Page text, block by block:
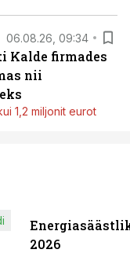
06.08.26, 09:34
Kalde firmades
nii
1,2 miljonit eurot
2026